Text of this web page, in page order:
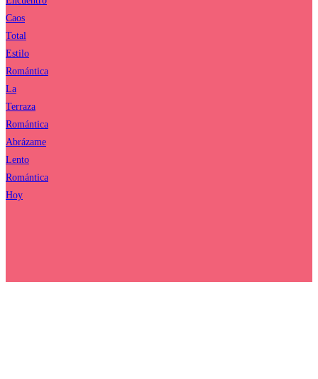
Caos
Total
Estilo
Romántica
La
Terraza
Romántica
Abrázame
Lento
Romántica
Hoy